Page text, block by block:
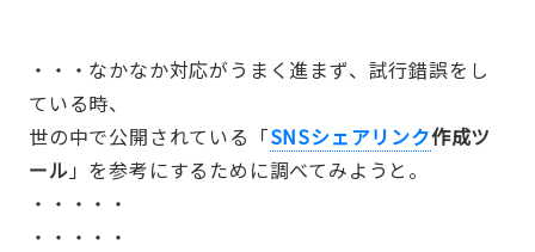
・・・なかなか対応がうまく進まず、試行錯誤をし
ている時、
世の中で公開されている「SNSシェアリンク作成ツ
ール 」を参考にするために調べてみようと。
・・・・・
・・・・・